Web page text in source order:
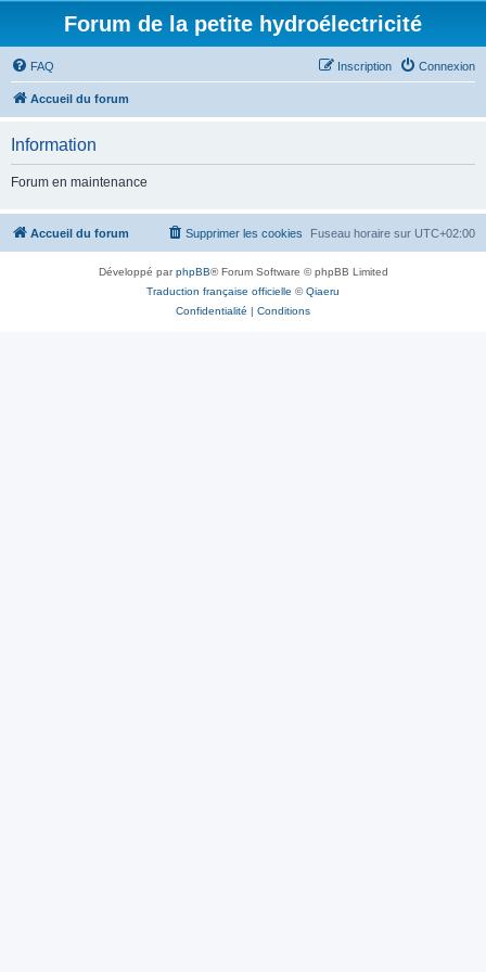
Forum de la petite hydroélectricité
FAQ Connexion
Inscription
Accueil du forum
Information
Forum en maintenance
Accueil du forum Fuseau horaire sur UTC+02:00
Supprimer les cookies
Développé parphpBB® Forum Software © phpBB Limited
Traduction française officielle ©Qiaeru
Confidentialité | Conditions